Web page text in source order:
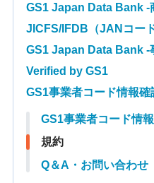
GS1 Japan Data Bank -
JICFS/IFDB（JANコー
GS1 Japan Data Bank -
Verified by GS1
GS1事業者コード情報確
GS1事業者コード情
規約
Q＆A・お問い合わせ